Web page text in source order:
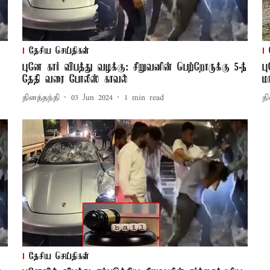
தேசிய செய்திகள்
புனே கார் விபத்து வழக்கு: சிறுவனின் பெற்றோருக்கு 5-ந்
தேதி வரை போலீஸ் காவல்
தினத்தந்தி 03 Jun 2024 1 min read
தேசிய செய்திகள்